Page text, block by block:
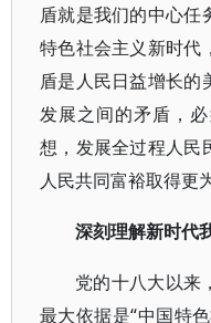
盾就是我们的中心任
特色社会主义新时代
盾是人民日益增长的
发展之间的矛盾，
想，发展全过程人民
人民共同富裕取得更
深刻理解新时代
党的十八大以来
最大依据是“中国特